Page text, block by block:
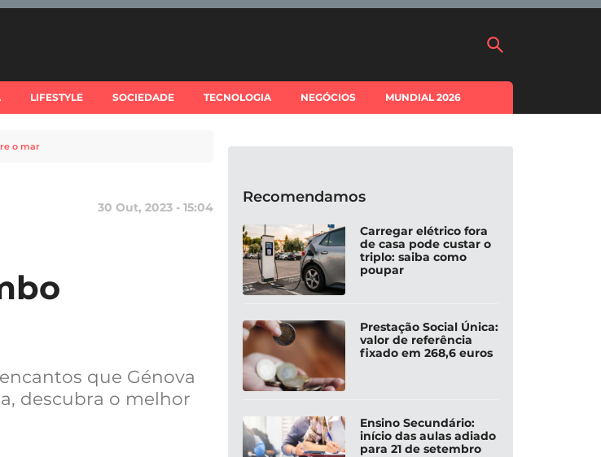
LIFESTYLE SOCIEDADE TECNOLOGIA NEGÓCIOS MUNDIAL 2026
o mar
30 Out, 2023 - 15:04
que Génova
descubra o melhor
Recomendamos
Carregar elétrico fora
de casa pode custar o
triplo: saiba como
poupar
Prestação Social Única:
valor de referência
fixado em 268,6 euros
Ensino Secundário:
início das aulas adiado
para 21 de setembro